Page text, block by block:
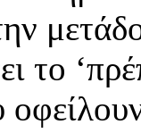
το